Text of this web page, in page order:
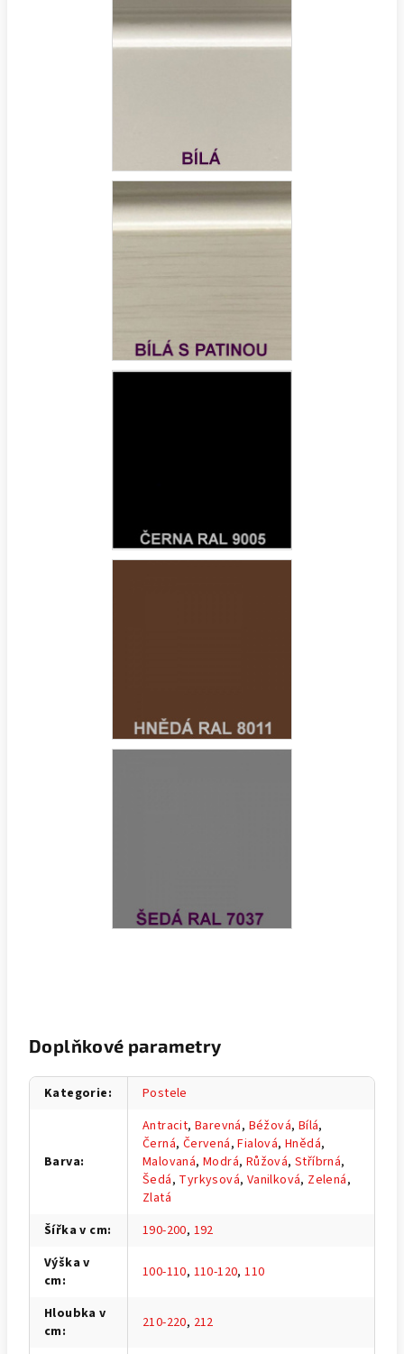
Doplňkové parametry
Kategorie: Postele
Barva:
Antracit,Barevná, Béžová, Bílá,
Černá, Červená,Fialová,Hnědá,
Malovaná,Modrá, Růžová,Stříbrná,
Šedá, Tyrkysová, Vanilková, Zelená,
Zlatá
Šířka v cm: 190-200, 192
Výška v
cm: 100-110, 110-120,110
Hloubka v
cm: 210-220, 212